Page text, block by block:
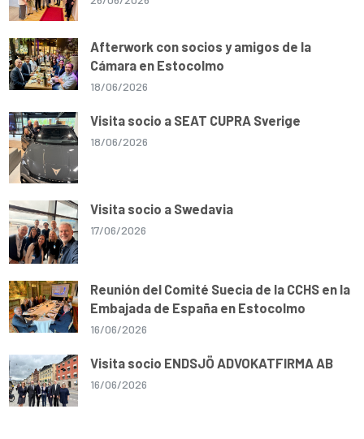
Afterwork con socios y amigos de la
Cámara en Estocolmo
18/06/2026
Visita socio a SEAT CUPRA Sverige
18/06/2026
Visita socio a Swedavia
17/06/2026
Reunión del Comité Suecia de la CCHS en la
Embajada de España en Estocolmo
16/06/2026
Visita socio ENDSJÖ ADVOKATFIRMA AB
16/06/2026